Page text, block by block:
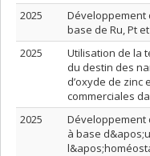
2025
Développement
base de Ru, Pt
2025
Utilisation de la
du destin des
d’oxyde de
commerciales
2025
Développement
à base